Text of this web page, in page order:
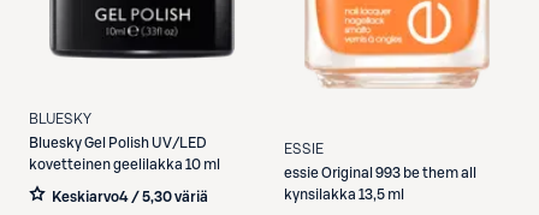
BLUESKY
BlueskyGel Polish UV/LED
kovetteinen geelilakka 10 ml
Keskiarvo4 / 5,30 väriä
ESSIE
essieOriginal 993 be them all
kynsilakka 13,5 ml